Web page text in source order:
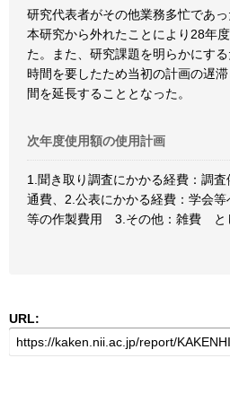
研究代表者がその他業務多忙であ
本研究から外れたことにより28年
た。また、研究課題を明らかにす
時間を要したため当初の計画の遅
間を延長することとなった。
次年度使用額の使用計画
1.聞き取り調査にかかる経費：調
通費、2.公表にかかる経費：学会
等の作製費用 3.その他：雑費 と
URL: